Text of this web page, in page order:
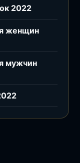
2022
женщин
мужчин